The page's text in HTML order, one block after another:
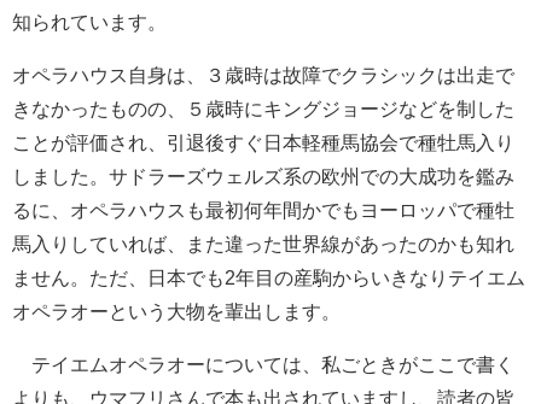
知られています。
オペラハウス自身は、３歳時は故障でクラシックは出走で
きなかったものの、５歳時にキングジョージなどを制した
ことが評価され、引退後すぐ日本軽種馬協会で種牡馬入り
しました。サドラーズウェルズ系の欧州での大成功を鑑み
るに、オペラハウスも最初何年間かでもヨーロッパで種牡
馬入りしていれば、また違った世界線があったのかも知れ
ません。ただ、日本でも2年目の産駒からいきなりテイエム
オペラオーという大物を輩出します。
テイエムオペラオーについては、私ごときがここで書く
よりも、ウマフリさんで本も出されていますし、読者の皆